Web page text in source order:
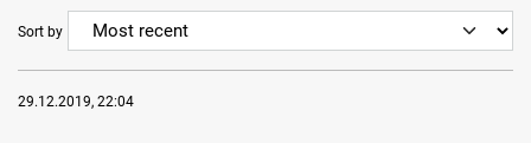
Sort by
29.12.2019, 22:04